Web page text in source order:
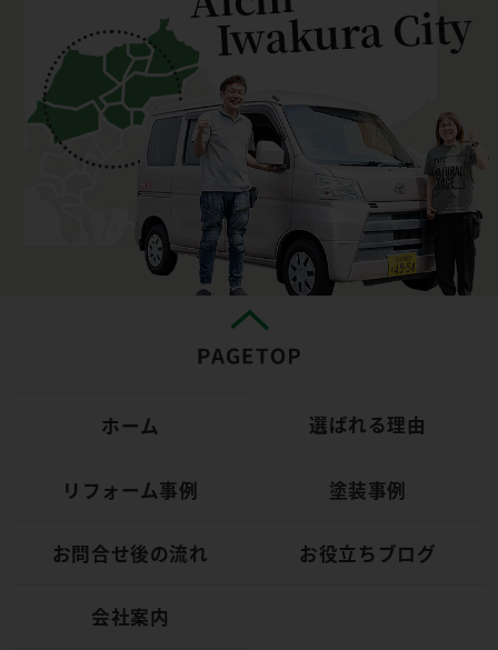
Iwakura City
ホーム 選ばれる理由
リフォーム事例 塗装事例
お問合せ後の流れ お役立ちブログ
会社案内